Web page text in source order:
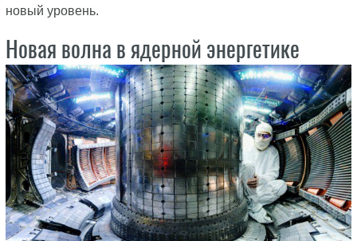
новый уровень.
Новая волна в ядерной энергетике